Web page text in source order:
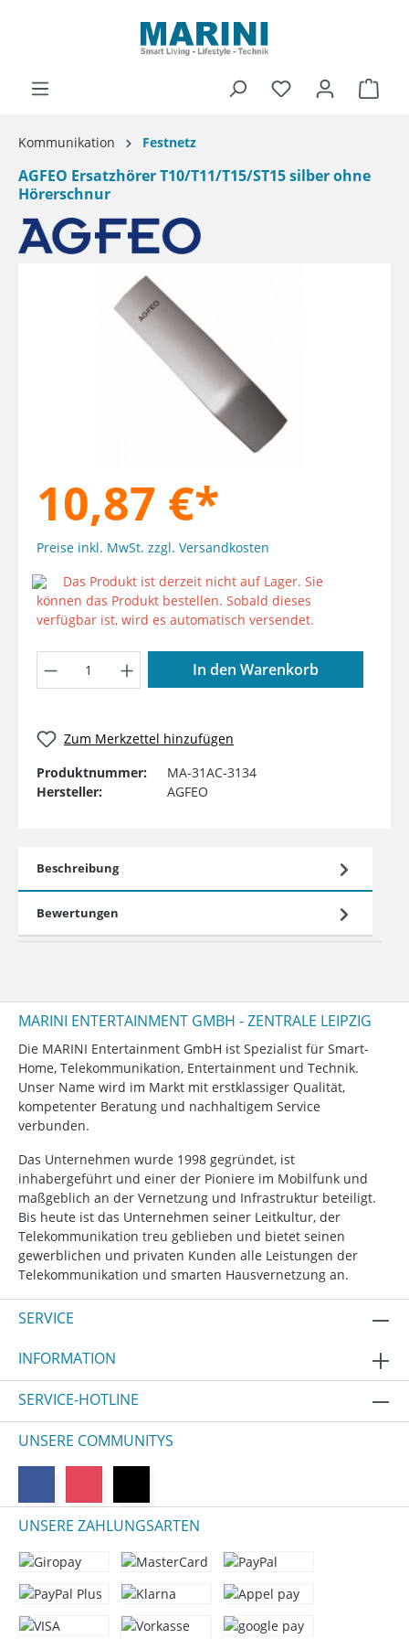
Kommunikation Festnetz
AGFEO Ersatzhörer T10/T11/T15/ST15 silber ohne
Hörerschnur
Bildergalerie überspringen
10,87 €*
Preise inkl. MwSt. zzgl. Versandkosten
Das Produkt ist derzeit nicht auf Lager. Sie
können das Produkt bestellen. Sobald dieses
verfügbar ist, wird es automatisch versendet.
Produkt Anzahl: Gib den
In den Warenkorb
Zum Merkzettel hinzufügen
Produktnummer:
MA-31AC-3134
Hersteller:
AGFEO
Beschreibung
Bewertungen
MARINI ENTERTAINMENT GMBH - ZENTRALE LEIPZIG
Die MARINI Entertainment GmbH ist Spezialist für Smart-
Home, Telekommunikation, Entertainment und Technik.
Unser Name wird im Markt mit erstklassiger Qualität,
kompetenter Beratung und nachhaltigem Service
verbunden.
Das Unternehmen wurde 1998 gegründet, ist
inhabergeführt und einer der Pioniere im Mobilfunk und
maßgeblich an der Vernetzung und Infrastruktur beteiligt.
Bis heute ist das Unternehmen seiner Leitkultur, der
Telekommunikation treu geblieben und bietet seinen
gewerblichen und privaten Kunden alle Leistungen der
Telekommunikation und smarten Hausvernetzung an.
SERVICE
INFORMATION
SERVICE-HOTLINE
UNSERE COMMUNITYS
UNSERE ZAHLUNGSARTEN